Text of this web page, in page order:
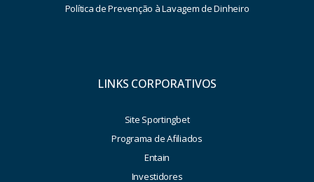
Política de Prevenção à Lavagem de Dinheiro
LINKS CORPORATIVOS
Site Sportingbet
Programa de Afiliados
Entain
Investidores